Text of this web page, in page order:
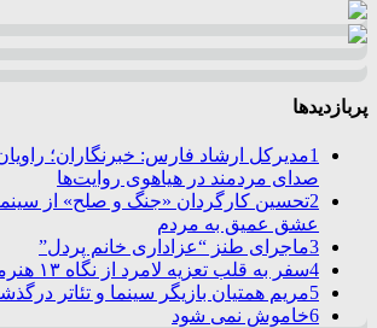
پربازدیدها
1مدیرکل ارشاد فارس: خبرنگاران؛
صدای مردمند در هیاهوی روایت‌ها
2تحسین کارگردان «جنگ و صلح» از
عشق عمیق به مردم
3ماجرای طنز “عزاداری خانم پردل”
4سفر به قلب تعزیه لامرد از نگاه ۱۳ هنرمند عکاس
5مریم همتیان بازیگر سینما و تئاتر
6خاموش نمی شود